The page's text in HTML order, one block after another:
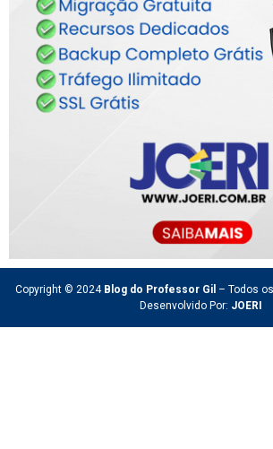
Copyright © 2024 Blog do Professor Gil – Todos
Desenvolvido Por: JOERI